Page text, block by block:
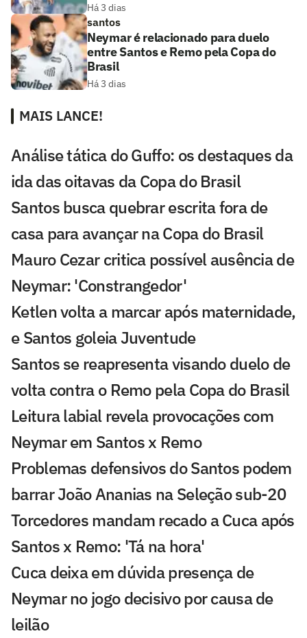
Há 3 dias
santos
Neymar é relacionado para duelo
entre Santos e Remo pela Copa do
Brasil
Há 3 dias
MAIS LANCE!
Análise tática do Guffo: os destaques da
ida das oitavas da Copa do Brasil
Santos busca quebrar escrita fora de
casa para avançar na Copa do Brasil
Mauro Cezar critica possível ausência de
Neymar: 'Constrangedor'
Ketlen volta a marcar após maternidade,
e Santos goleia Juventude
Santos se reapresenta visando duelo de
volta contra o Remo pela Copa do Brasil
Leitura labial revela provocações com
Neymar em Santos x Remo
Problemas defensivos do Santos podem
barrar João Ananias na Seleção sub-20
Torcedores mandam recado a Cuca após
Santos x Remo: 'Tá na hora'
Cuca deixa em dúvida presença de
Neymar no jogo decisivo por causa de
leilão